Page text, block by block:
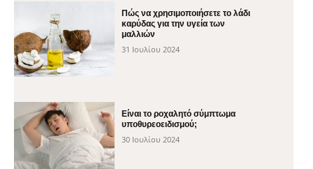
Πώς να χρησιμοποιήσετε το λάδι
καρύδας για την υγεία των
μαλλιών
31 Ιουλίου 2024
Είναι το ροχαλητό σύμπτωμα
υποθυρεοειδισμού;
30 Ιουλίου 2024